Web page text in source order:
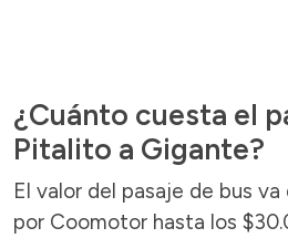
¿Cuánto cuesta el
Pitalito a Gigante?
El valor del pasaje de bus
por Coomotor hasta los